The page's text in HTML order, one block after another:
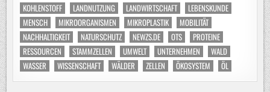
KOHLENSTOFF
LANDNUTZUNG LANDWIRTSCHAFT
LEBENSKUNDE
MENSCH
MIKROORGANISMEN MIKROPLASTIK
MOBILITÄT
NACHHALTIGKEIT
NATURSCHUTZ NEWZS.DE OTS
PROTEINE
RESSOURCEN
STAMMZELLEN UMWELT UNTERNEHMEN
WALD
WASSER
WISSENSCHAFT WÄLDER ZELLEN ÖKOSYSTEM ÖL